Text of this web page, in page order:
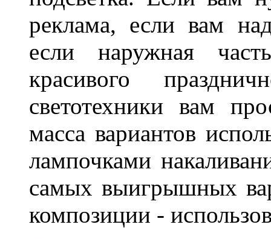
реклама, если вам
если наружная
красивого
светотехники вам
масса вариантов
лампочками
самых выигрышных
композиции -